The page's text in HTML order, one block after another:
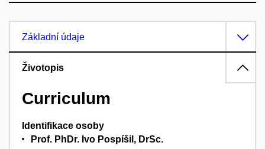
Základní údaje
Životopis
Curriculum
Identifikace osoby
Prof. PhDr. Ivo Pospíšil, DrSc.